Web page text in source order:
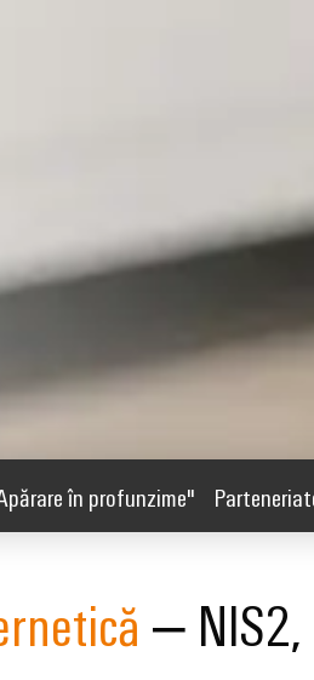
în profunzime"
– NIS2,